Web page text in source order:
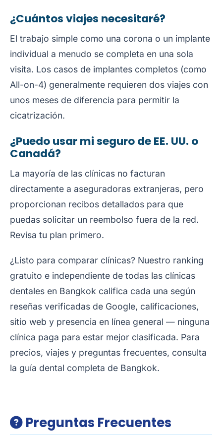
¿Cuántos viajes necesitaré?
El trabajo simple como una corona o un implante
individual a menudo se completa en una sola
visita. Los casos de implantes completos (como
All-on-4) generalmente requieren dos viajes con
unos meses de diferencia para permitir la
cicatrización.
¿Puedo usar mi seguro de EE. UU. o
Canadá?
La mayoría de las clínicas no facturan
directamente a aseguradoras extranjeras, pero
proporcionan recibos detallados para que
puedas solicitar un reembolso fuera de la red.
Revisa tu plan primero.
¿Listo para comparar clínicas? Nuestro ranking
gratuito e independiente de todas las clínicas
dentales en Bangkok califica cada una según
reseñas verificadas de Google, calificaciones,
sitio web y presencia en línea general — ninguna
clínica paga para estar mejor clasificada. Para
precios, viajes y preguntas frecuentes, consulta
la guía dental completa de Bangkok.
Preguntas Frecuentes